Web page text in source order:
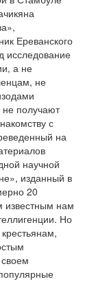
Ереванского
исследование
а не
не
получают
с
на
научной
изданный в
20
известным нам
Но